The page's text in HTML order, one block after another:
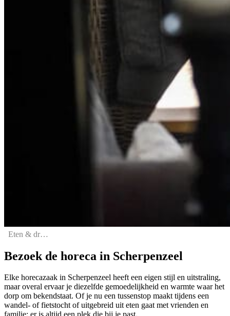
Eten & drinken
Bezoek de horeca in Scherpenzeel
Elke horecazaak in Scherpenzeel heeft een eigen stijl en uitstraling,
maar overal ervaar je diezelfde gemoedelijkheid en warmte waar het
dorp om bekendstaat. Of je nu een tussenstop maakt tijdens een
wandel- of fietstocht of uitgebreid uit eten gaat met vrienden en